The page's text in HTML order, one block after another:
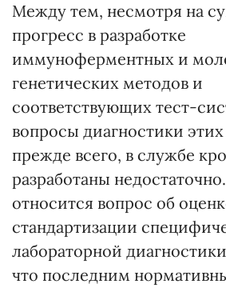
Между тем, несмотря на
прогресс в разработке
иммуноферментных и
генетических методов и
соответствующих тест-
вопросы диагностики
прежде всего, в службе
разработаны
относится вопрос об
стандартизации
лабораторной
что последним